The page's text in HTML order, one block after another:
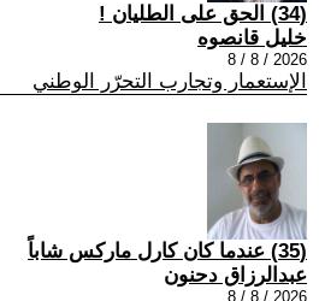
(34) الحق على الطليان !
خليل قانصوه
2026 / 8 / 8
الإستعمار وتجارب التحرّر الوطني
(35) عندما كان كارل ماركس شاباً
عبدالرزاق دحنون
2026 / 8 / 8